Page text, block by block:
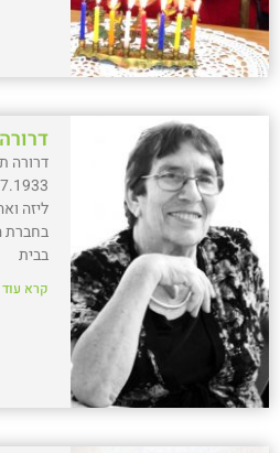
דרורה
ליזה
בחברת
בבית
קרא